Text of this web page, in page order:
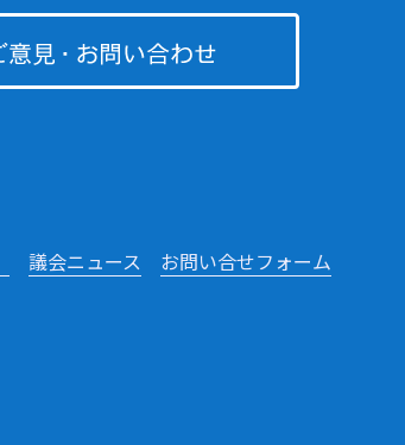
議会ニュース お問い合せフォーム